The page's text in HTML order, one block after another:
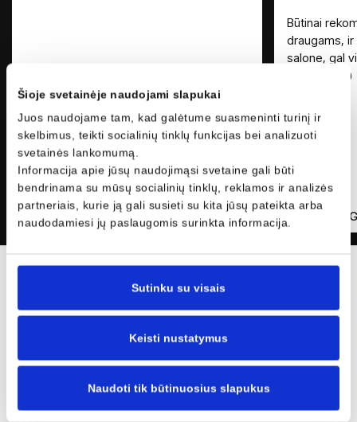
Šioje svetainėje naudojami slapukai
Juos naudojame tam, kad galėtume suasmeninti turinį ir
skelbimus, teikti socialinių tinklų funkcijas bei analizuoti
svetainės lankomumą.
Informacija apie jūsų naudojimąsi svetaine gali būti
bendrinama su mūsų socialinių tinklų, reklamos ir analizės
partneriais, kurie ją gali susieti su kita jūsų pateikta arba
naudodamiesi jų paslaugomis surinkta informacija.
Sutinku su visais
Keisti nustatymus
Naudoti tik būtinuosius slapukus
Alvydas R Prieš 4 mėnesius
Būtinai
draugams,
salone, gal
automobilį ;)
Jonas G
Jūsų nauja transporto
priemonė yra čia!
Autobrava Motors - oficialus automobilių ir motociklų atstovas
Lietuvoje. Naujų ir mažai naudotų automobilių, motociklų ir
komercinio transporto priemonių pardavimas, originalių atsarginių
dalių pardavimas, kėbulų remontas ir einamasis techninis